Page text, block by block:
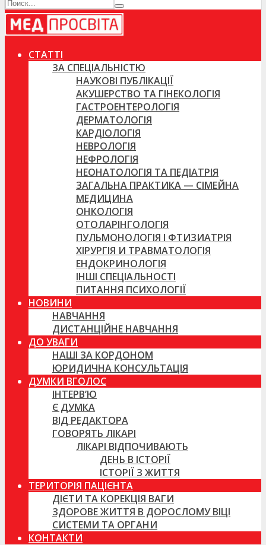
СТАТТІ
ЗА СПЕЦІАЛЬНІСТЮ
НАУКОВІ ПУБЛІКАЦІЇ
АКУШЕРСТВО ТА ГІНЕКОЛОГІЯ
ГАСТРОЕНТЕРОЛОГІЯ
ДЕРМАТОЛОГІЯ
КАРДІОЛОГІЯ
НЕВРОЛОГІЯ
НЕФРОЛОГІЯ
НЕОНАТОЛОГІЯ ТА ПЕДІАТРІЯ
ЗАГАЛЬНА ПРАКТИКА — СІМЕЙНА
МЕДИЦИНА
ОНКОЛОГІЯ
ОТОЛАРІНГОЛОГІЯ
ПУЛЬМОНОЛОГІЯ І ФТИЗИАТРІЯ
ХІРУРГІЯ И ТРАВМАТОЛОГІЯ
ЕНДОКРИНОЛОГІЯ
ІНШІ СПЕЦІАЛЬНОСТІ
ПИТАННЯ ПСИХОЛОГІЇ
НОВИНИ
НАВЧАННЯ
ДИСТАНЦІЙНЕ НАВЧАННЯ
ДО УВАГИ
НАШІ ЗА КОРДОНОМ
ЮРИДИЧНА КОНСУЛЬТАЦІЯ
ДУМКИ ВГОЛОС
ІНТЕРВ’Ю
Є ДУМКА
ВІД РЕДАКТОРА
ГОВОРЯТЬ ЛІКАРІ
ЛІКАРІ ВІДПОЧИВАЮТЬ
ДЕНЬ В ІСТОРІЇ
ІСТОРІЇ З ЖИТТЯ
ТЕРИТОРІЯ ПАЦІЄНТА
ДІЄТИ ТА КОРЕКЦІЯ ВАГИ
ЗДОРОВЕ ЖИТТЯ В ДОРОСЛОМУ ВІЦІ
СИСТЕМИ ТА ОРГАНИ
КОНТАКТИ